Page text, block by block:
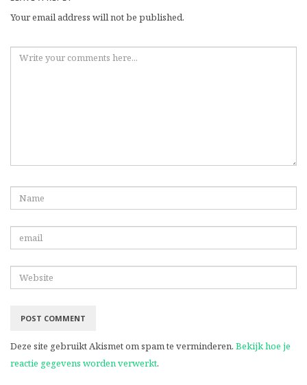
Your email address will not be published.
Deze site gebruikt Akismet om spam te verminderen. Bekijk hoe je
reactie gegevens worden verwerkt.